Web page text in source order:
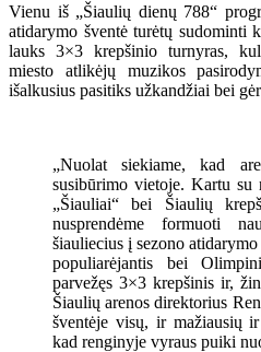
Vienu iš „Šiaulių dienų 788“
atidarymo šventė turėtų sudominti
lauks 3×3 krepšinio turnyras,
miesto atlikėjų muzikos
išalkusius pasitiks užkandžiai bei
„Nuolat siekiame, kad
susibūrimo vietoje. Kartu su
„Šiauliai“ bei Šiaulių
nusprendėme formuoti
šiauliecius į sezono
populiarėjantis bei
parvežęs 3×3 krepšinis ir,
Šiaulių arenos direktorius
šventėje visų, ir mažiausių
kad renginyje vyraus puiki